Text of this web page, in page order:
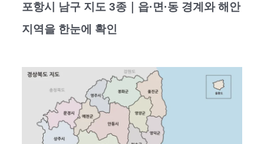
포항시 남구 지도 3종｜읍·면·동 경계와 해안
지역을 한눈에 확인